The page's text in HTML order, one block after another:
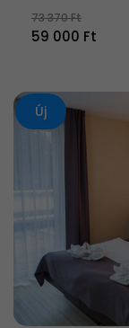
73 370 Ft
59 000 Ft
Új